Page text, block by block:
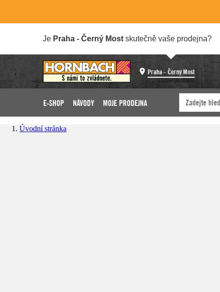
Je Praha - Černý Most skutečně vaše prodejna?
Praha - Černý Most
E-SHOP NÁVODY MOJE PRODEJNA
Úvodní stránka